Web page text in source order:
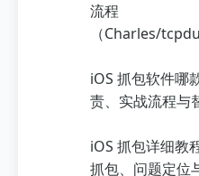
流程
（Charles/
iOS 抓包软件哪
责、实战流程与
iOS 抓包详细教
抓包、问题定位